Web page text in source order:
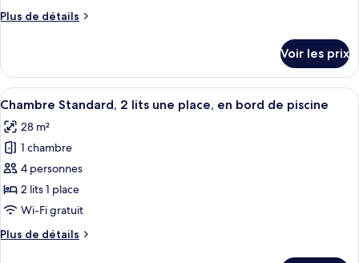
chambre :
grand
lit,
en
bord
de
piscine
Plus de détails
Plus
le
type
de
Chambre
Standard,
grand
lit,
en
bord
de
Voir les prix
Afficher
toutes
les
photos
pour
ce
type
chambre :
Une chambre d’hôtel avec deux lits,
9
Chambre Standard, 2 lits une place, en bord de piscine
28 m²
1 chambre
4 personnes
2 lits 1 place
Wi-Fi gratuit
Plus de détails
Plus